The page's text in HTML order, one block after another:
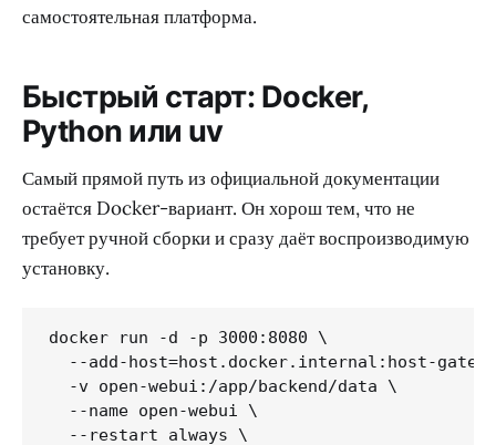
самостоятельная платформа.
Быстрый старт: Docker,
Python или uv
Самый прямой путь из официальной документации
остаётся Docker-вариант. Он хорош тем, что не
требует ручной сборки и сразу даёт воспроизводимую
установку.
docker run -d -p 3000:8080 \
--add-host=host.docker.internal:host-
  -v open-webui:/app/backend/data \
  --name open-webui \
  --restart always \